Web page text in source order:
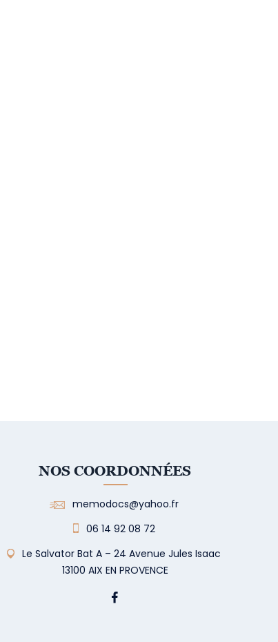
NOS COORDONNÉES
memodocs@yahoo.fr
06 14 92 08 72
Le Salvator Bat A – 24 Avenue Jules Isaac
13100 AIX EN PROVENCE